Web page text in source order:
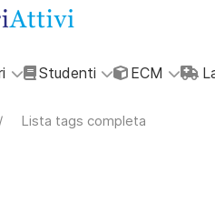
Studenti ECM
Lista tags completa